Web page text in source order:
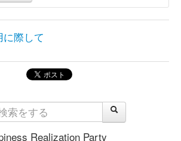
際して
Realization Party